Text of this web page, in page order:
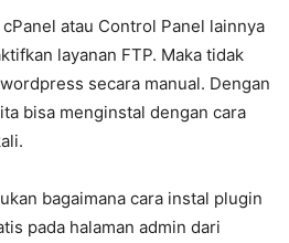
atau Control Panel lainnya
layanan FTP. Maka tidak
secara manual. Dengan
bisa menginstal dengan cara
bagaimana cara instal plugin
pada halaman admin dari